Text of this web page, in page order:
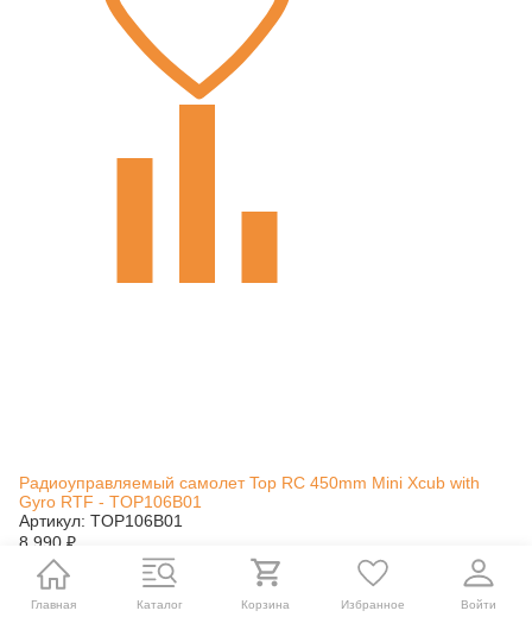
Радиоуправляемый самолет Top RC 450mm Mini Xcub with
Gyro RTF - TOP106B01
Артикул: TOP106B01
8 990 ₽
12 990
Нет в наличии
Главная Каталог Корзина Избранное Войти